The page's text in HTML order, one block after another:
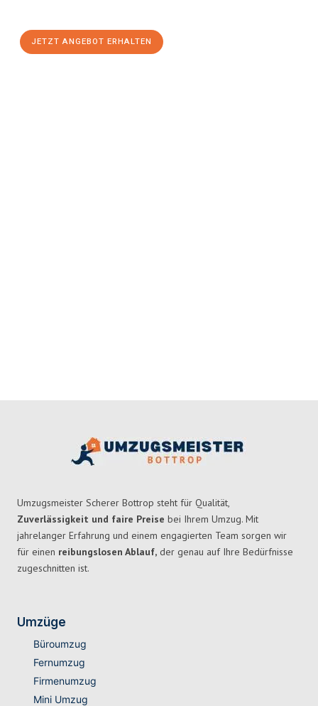
JETZT ANGEBOT ERHALTEN
Umzugsmeister Scherer Bottrop steht für Qualität,
Zuverlässigkeit und faire Preise bei Ihrem Umzug. Mit
jahrelanger Erfahrung und einem engagierten Team sorgen wir
für einen reibungslosen Ablauf, der genau auf Ihre Bedürfnisse
zugeschnitten ist.
Umzüge
Büroumzug
Fernumzug
Firmenumzug
Mini Umzug